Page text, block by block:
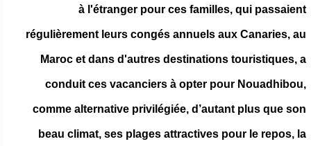
à l'étranger pour ces familles, qui passaient
régulièrement leurs congés annuels aux Canaries, au
Maroc et dans d'autres destinations touristiques, a
conduit ces vacanciers à opter pour Nouadhibou,
comme alternative privilégiée, d’autant plus que son
beau climat, ses plages attractives pour le repos, la